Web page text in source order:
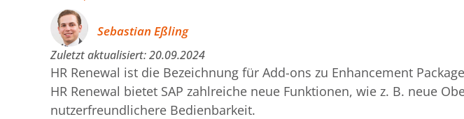
Sebastian Eßling
Zuletzt aktualisiert:20.09.2024
HR Renewal ist die Bezeichnung für Add-ons zu Enhancement
HR Renewal bietet SAP zahlreiche neue Funktionen, wie z. B. neue
nutzerfreundlichere Bedienbarkeit.